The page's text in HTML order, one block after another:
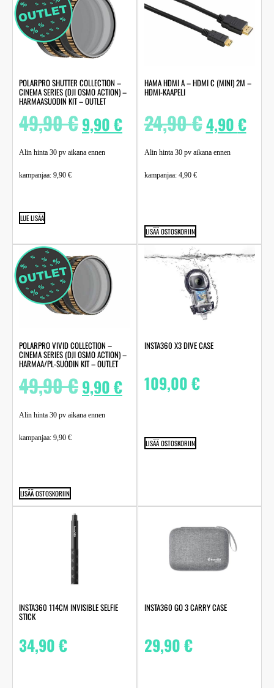
POLARPRO SHUTTER COLLECTION –
CINEMA SERIES (DJI OSMO ACTION) –
HARMAASUODIN KIT – OUTLET
49,90€9,90€
Alin hinta 30 pv aikana ennen
kampanjaa: 9,90 €
LUE LISÄÄ
HAMA HDMI A – HDMI C (MINI) 2M –
HDMI-KAAPELI
24,90€4,90€
Alin hinta 30 pv aikana ennen
kampanjaa: 4,90 €
LISÄÄ OSTOSKORIIN
POLARPRO VIVID COLLECTION –
CINEMA SERIES (DJI OSMO ACTION) –
HARMAA/PL-SUODIN KIT – OUTLET
49,90€9,90€
Alin hinta 30 pv aikana ennen
kampanjaa: 9,90 €
LISÄÄ OSTOSKORIIN
INSTA360 X3 DIVE CASE
109,00€
LISÄÄ OSTOSKORIIN
INSTA360 114CM INVISIBLE SELFIE
STICK
34,90€
INSTA360 GO 3 CARRY CASE
29,90€